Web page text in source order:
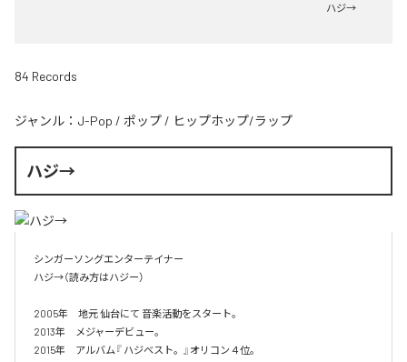
ハジ→
84 Records
ジャンル： J-Pop / ポップ / ヒップホップ/ラップ
ハジ→
シンガーソングエンターテイナー
ハジ→（読み方はハジー）
2005年　地元 仙台にて 音楽活動をスタート。
2013年　メジャーデビュー。
2015年　アルバム『 ハジベスト。』オリコン４位。